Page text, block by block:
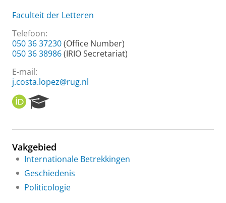
Faculteit der Letteren
Telefoon:
050 36 37230(Office Number)
050 36 38986(IRIO Secretariat)
E-mail:
j.costa.lopez@rug.nl
O
R
I
e
r
c
h
o
Vakgebied
Internationale Betrekkingen
Geschiedenis
Politicologie